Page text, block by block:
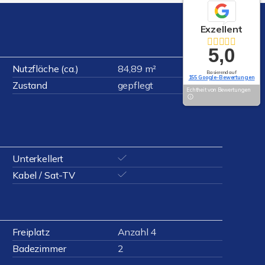
Nutzfläche (ca.)
84,89 m²
Zustand
gepflegt
Unterkellert
Kabel / Sat-TV
Freiplatz
Anzahl 4
Badezimmer
2
Exzellent
5,0
Basierend auf
155 Google-Bewertungen
Echtheit von Bewertungen